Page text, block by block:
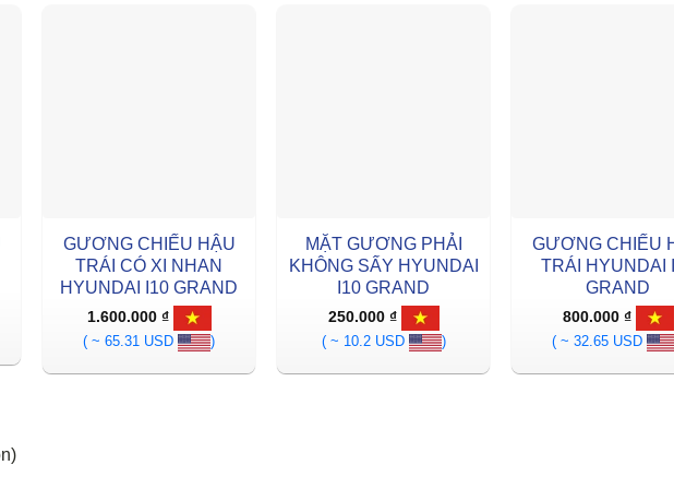
GƯƠNG CHIẾU HẬU
TRÁI CÓ XI NHAN
HYUNDAI I10 GRAND
1.600.000 ₫
( ~ 65.31 USD )
MẶT GƯƠNG PHẢI
KHÔNG SẤY HYUNDAI
I10 GRAND
250.000 ₫
( ~ 10.2 USD )
GƯƠNG CHIẾU
TRÁI HYUNDAI
GRAND
800.000 ₫
( ~ 32.65 USD